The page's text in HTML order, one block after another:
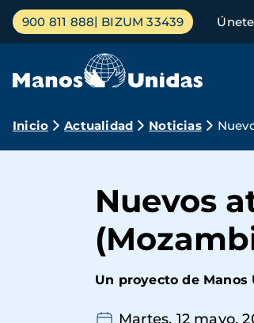
Pasar
contenido
Menú
principal
900 811 888 BIZUM 33439
Ruta
navegación
Inicio Actualidad Noticias
Nuevos
Un proyecto de
Martes, 12 mayo,